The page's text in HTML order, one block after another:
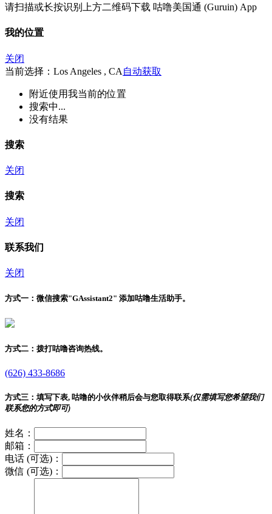
请扫描或长按识别上方二维码下载 咕噜美国通 (Guruin) App
我的位置
关闭
当前选择：Los Angeles , CA 自动获取
附近使用我当前的位置
搜索中...
没有结果
搜索
关闭
搜索
关闭
联系我们
关闭
方式一： 微信搜索"GAssistant2" 添加咕噜生活助手。
方式二： 拨打咕噜咨询热线。
(626) 433-8686
方式三： 填写下表, 咕噜的小伙伴稍后会与您取得联系(仅需填写您希望我们
联系您的方式即可)
姓名：
邮箱：
电话 (可选)：
微信 (可选)：